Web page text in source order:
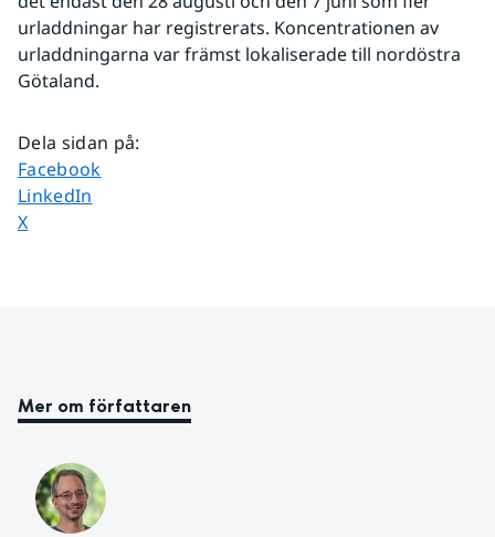
urladdningar har registrerats. Koncentrationen av
urladdningarna var främst lokaliserade till nordöstra
Götaland.
Dela sidan på:
Dela sidan på
Facebook
Dela sidan på
LinkedIn
Dela sidan på
X
Mer om författaren